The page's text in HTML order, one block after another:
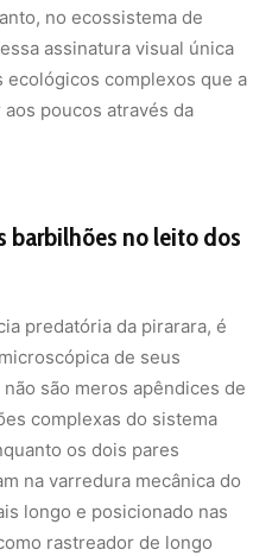
no ecossistema de
assinatura visual única
ecológicos complexos que a
poucos através da
barbilhões no leito dos
predatória da pirarara, é
de seus
são meros apêndices de
complexas do sistema
os dois pares
na varredura mecânica do
longo e posicionado nas
rastreador de longo